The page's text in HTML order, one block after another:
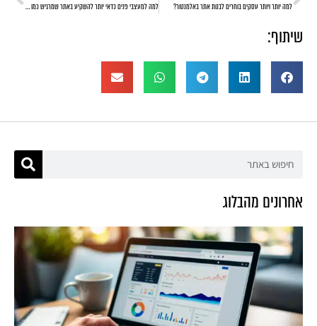
למה יותר ויותר עסקים בוחרים לבנות אתר באלמנטור? למה למעצבי פנים כדאי יותר להשקיע באתר שמרגיש כמו סטודיו פרטי?
שיתוף:
אחרונים מהבלוג